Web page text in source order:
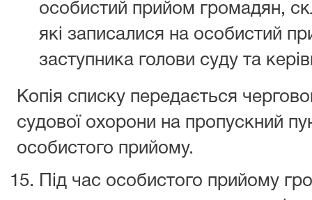
особистий прийом громадян,
які записалися на особистий
заступника голови суду та
Копія списку передається
судової охорони на пропускний
особистого прийому.
Під час особистого прийому